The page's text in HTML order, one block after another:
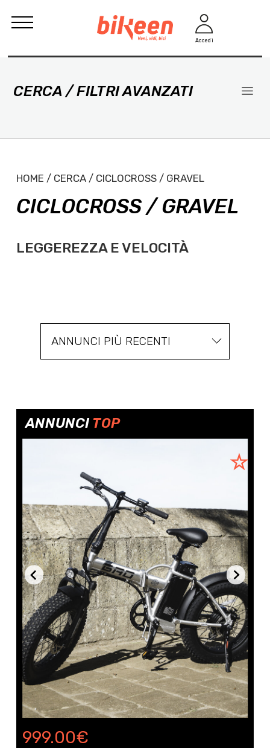
Accedi
CERCA / FILTRI AVANZATI
HOME / CERCA / CICLOCROSS / GRAVEL
CICLOCROSS / GRAVEL
LEGGEREZZA E VELOCITÀ
ANNUNCI PIÙ RECENTI
ANNUNCI TOP
999.00€